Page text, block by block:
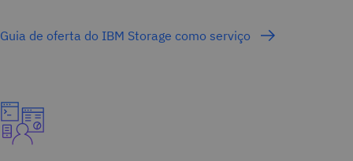
Guia de oferta do IBM Storage como serviço